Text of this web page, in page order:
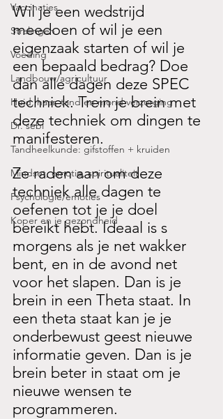
Vaccinaties
Stralingen
Voeding
Landbouw/agricultuur
Huid, haar. tand en mond verzorging
Dr. sebi
Tandheelkunde: gifstoffen + kruiden
Mindset, emotie, spiritualiteit
Psychologie/emoties
Koper en je gezondheid
Wil je een wedstrijd
meedoen of wil je een
eigenzaak starten of wil je
een bepaald bedrag? Doe
dan alle dagen deze SPEC
techniek. Trein je brein met
deze techniek om dingen te
manifesteren.
Ze raden aan om deze
techniek alle dagen te
oefenen tot je je doel
bereikt hebt. Ideaal is s
morgens als je net wakker
bent, en in de avond net
voor het slapen. Dan is je
brein in een Theta staat. In
een theta staat kan je je
onderbewust geest nieuwe
informatie geven. Dan is je
brein beter in staat om je
nieuwe wensen te
programmeren.